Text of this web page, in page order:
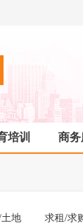
培训 商
地 求租/求